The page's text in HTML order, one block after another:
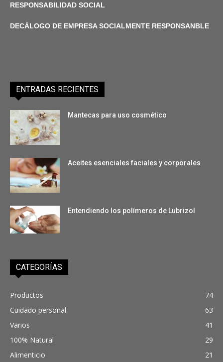
RESPONSABILIDAD SOCIAL
DECÁLOGO DE EMPRESA SOCIALMENTE RESPONSANBLE
ENTRADAS RECIENTES
Mantecas para uso cosmético
Aceites esenciales faciales y corporales
Entendiendo los polímeros de Lubrizol
CATEGORÍAS
Productos
74
Cuidado personal
63
Varios
41
100% Natural
29
Alimenticio
21